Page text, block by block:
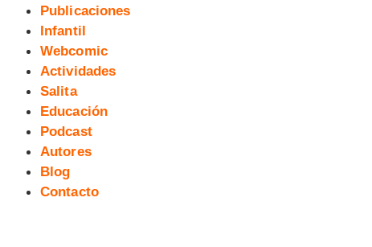
Publicaciones
Infantil
Webcomic
Actividades
Salita
Educación
Podcast
Autores
Blog
Contacto